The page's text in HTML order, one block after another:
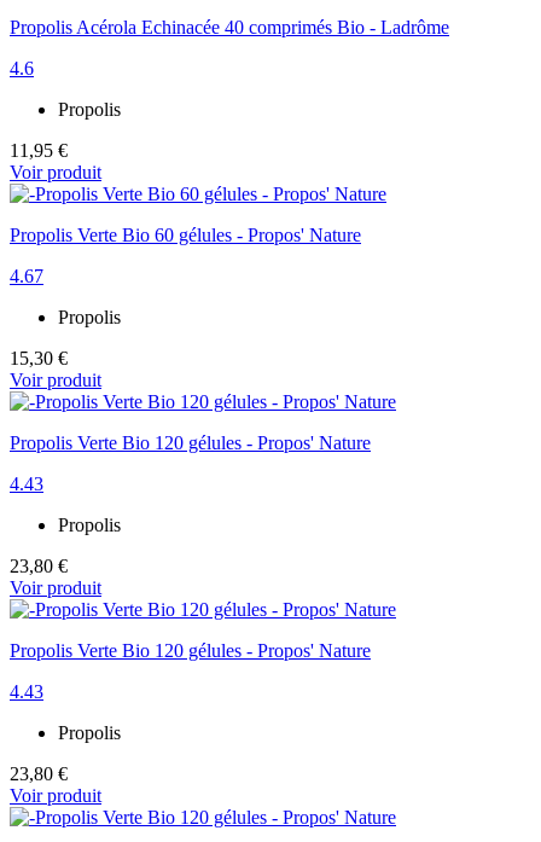
Propolis Acérola Echinacée 40 comprimés Bio - Ladrôme
4.6
Propolis
11,95 €
Voir produit
Propolis Verte Bio 60 gélules - Propos' Nature
4.67
Propolis
15,30 €
Voir produit
Propolis Verte Bio 120 gélules - Propos' Nature
4.43
Propolis
23,80 €
Voir produit
Propolis Verte Bio 120 gélules - Propos' Nature
4.43
Propolis
23,80 €
Voir produit